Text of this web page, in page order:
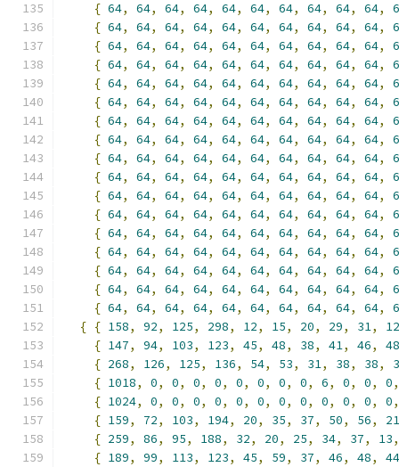
{ 64, 64, 64, 64, 64, 64, 64, 64, 64, 64,
{ 64, 64, 64, 64, 64, 64, 64, 64, 64, 64,
{ 64, 64, 64, 64, 64, 64, 64, 64, 64, 64,
{ 64, 64, 64, 64, 64, 64, 64, 64, 64, 64,
{ 64, 64, 64, 64, 64, 64, 64, 64, 64, 64,
{ 64, 64, 64, 64, 64, 64, 64, 64, 64, 64,
{ 64, 64, 64, 64, 64, 64, 64, 64, 64, 64,
{ 64, 64, 64, 64, 64, 64, 64, 64, 64, 64,
{ 64, 64, 64, 64, 64, 64, 64, 64, 64, 64,
{ 64, 64, 64, 64, 64, 64, 64, 64, 64, 64,
{ 64, 64, 64, 64, 64, 64, 64, 64, 64, 64,
{ 64, 64, 64, 64, 64, 64, 64, 64, 64, 64,
{ 64, 64, 64, 64, 64, 64, 64, 64, 64, 64,
{ 64, 64, 64, 64, 64, 64, 64, 64, 64, 64,
{ 64, 64, 64, 64, 64, 64, 64, 64, 64, 64,
{ 64, 64, 64, 64, 64, 64, 64, 64, 64, 64,
{ 64, 64, 64, 64, 64, 64, 64, 64, 64, 64,
{ { 158, 92, 125, 298, 12, 15, 20, 29, 31,
12
{ 147, 94, 103, 123, 45, 48, 38, 41, 46,
48
{ 268, 126, 125, 136, 54, 53, 31, 38, 38,
{ 1018, 0, 0, 0, 0, 0, 0, 0, 0, 6, 0, 0, 0,
{ 1024, 0, 0, 0, 0, 0, 0, 0, 0, 0, 0, 0, 0,
{ 159, 72, 103, 194, 20, 35, 37, 50, 56,
21
{ 259, 86, 95, 188, 32, 20, 25, 34, 37, 13,
{ 189, 99, 113, 123, 45, 59, 37, 46, 48, 44